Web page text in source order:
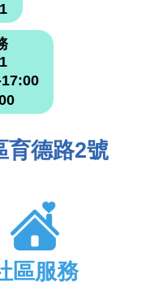
育德路2號
區服務